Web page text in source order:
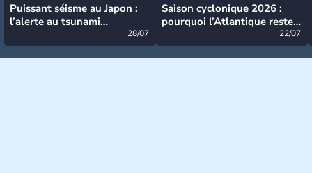
Puissant séisme au Japon :
l’alerte au tsunami
28/07
Saison cyclonique 2026 :
pourquoi l’Atlantique reste
22/07